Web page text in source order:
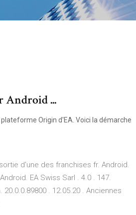
Android ...
Origin d'EA. Voici la démarche
d'une des franchises fr. Android.
EA Swiss Sarl . 4.0 . 147.
. 12.05.20 . Anciennes